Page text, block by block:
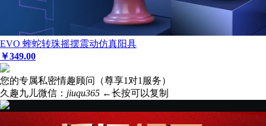
EVO 蝰蛇转珠摇摆震动仿真阳具
￥349.00
您的专属私密情趣顾问（尊享1对1服务）
久趣九儿微信： jiuqu365 ←长按可以复制